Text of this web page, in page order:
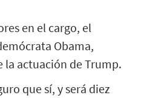
en el cargo, el
Obama,
actuación de Trump.
que sí, y será diez